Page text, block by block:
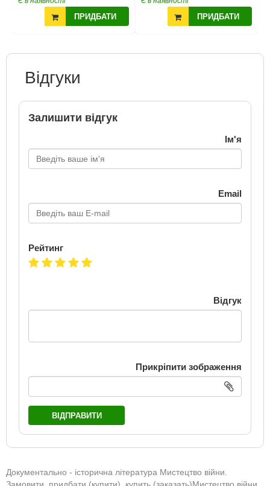
ПРИДБАТИ ПРИДБАТИ
Відгуки
Залишити відгук
Ім'я
Email
Рейтинг
Відгук
Прикріпити зображення
ВІДПРАВИТИ
Документально - історична література Мистецтво війни.